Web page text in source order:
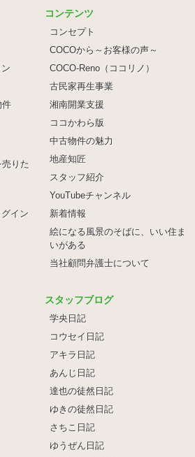
件
りた
イン
コンテンツ
コンセプト
COCOから～お客様の声～
COCO-Reno（ココリノ）
古民家再生事業
湘南開業支援
ココかわら版
中古物件の魅力
地産知匠
スタッフ紹介
YouTubeチャンネル
新着情報
絵になる風景のそばに、 いい住ま
いがある
当社顧問弁護士について
スタッフブログ
学央日記
コウセイ日記
アキラ日記
あんじ日記
達也の徒然日記
ゆきの徒然日記
さちこ日記
ゆうぜん日記